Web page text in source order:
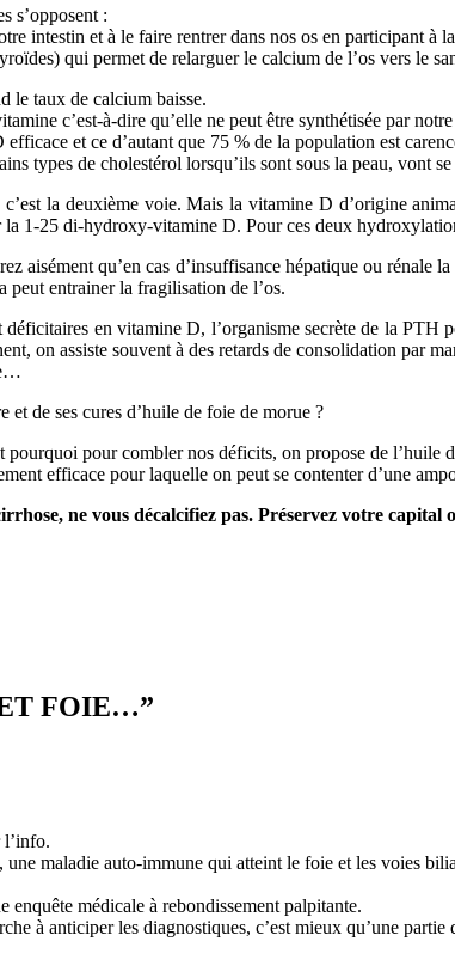
s’opposent :
intestin et à le faire rentrer dans nos os en participant à
qui permet de relarguer le calcium de l’os vers le
le taux de calcium baisse.
c’est-à-dire qu’elle ne peut être synthétisée par
et ce d’autant que 75 % de la population est
types de cholestérol lorsqu’ils sont sous la peau, vont
la deuxième voie. Mais la vitamine D d’origine
1-25 di-hydroxy-vitamine D. Pour ces deux
aisément qu’en cas d’insuffisance hépatique ou rénale
peut entrainer la fragilisation de l’os.
en vitamine D, l’organisme secrète de la
on assiste souvent à des retards de consolidation par
de ses cures d’huile de foie de morue ?
pour combler nos déficits, on propose de
efficace pour laquelle on peut se contenter d’une
ne vous décalcifiez pas. Préservez votre
FOIE…”
l’info.
maladie auto-immune qui atteint le foie et les voies
enquête médicale à rebondissement palpitante.
à anticiper les diagnostiques, c’est mieux qu’une partie